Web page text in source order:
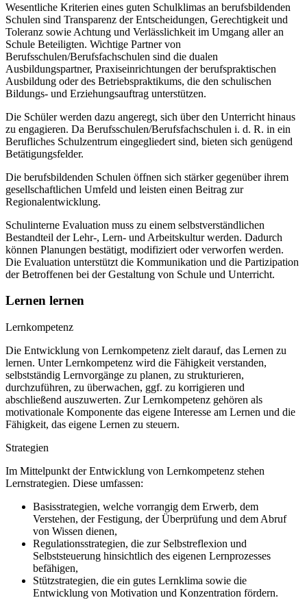
Wesentliche Kriterien eines guten Schulklimas an berufsbildenden
Schulen sind Transparenz der Entscheidungen, Gerechtigkeit und
Toleranz sowie Achtung und Verlässlichkeit im Umgang aller an
Schule Beteiligten. Wichtige Partner von
Berufsschulen/Berufsfachschulen sind die dualen
Ausbildungspartner, Praxiseinrichtungen der berufspraktischen
Ausbildung oder des Betriebspraktikums, die den schulischen
Bildungs- und Erziehungsauftrag unterstützen.
Die Schüler werden dazu angeregt, sich über den Unterricht hinaus
zu engagieren. Da Berufsschulen/Berufsfachschulen i. d. R. in ein
Berufliches Schulzentrum eingegliedert sind, bieten sich genügend
Betätigungsfelder.
Die berufsbildenden Schulen öffnen sich stärker gegenüber ihrem
gesellschaftlichen Umfeld und leisten einen Beitrag zur
Regionalentwicklung.
Schulinterne Evaluation muss zu einem selbstverständlichen
Bestandteil der Lehr-, Lern- und Arbeitskultur werden. Dadurch
können Planungen bestätigt, modifiziert oder verworfen werden.
Die Evaluation unterstützt die Kommunikation und die Partizipation
der Betroffenen bei der Gestaltung von Schule und Unterricht.
Lernen lernen
Lernkompetenz
Die Entwicklung von Lernkompetenz zielt darauf, das Lernen zu
lernen. Unter Lernkompetenz wird die Fähigkeit verstanden,
selbstständig Lernvorgänge zu planen, zu strukturieren,
durchzuführen, zu überwachen, ggf. zu korrigieren und
abschließend auszuwerten. Zur Lernkompetenz gehören als
motivationale Komponente das eigene Interesse am Lernen und die
Fähigkeit, das eigene Lernen zu steuern.
Strategien
Im Mittelpunkt der Entwicklung von Lernkompetenz stehen
Lernstrategien. Diese umfassen:
Basisstrategien, welche vorrangig dem Erwerb, dem
Verstehen, der Festigung, der Überprüfung und dem Abruf
von Wissen dienen,
Regulationsstrategien, die zur Selbstreflexion und
Selbststeuerung hinsichtlich des eigenen Lernprozesses
befähigen,
Stützstrategien, die ein gutes Lernklima sowie die
Entwicklung von Motivation und Konzentration fördern.